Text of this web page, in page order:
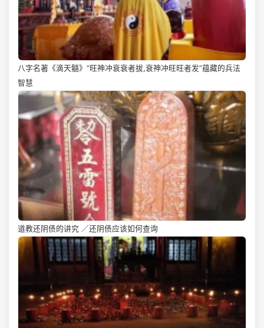
八字名著《滴天髓》“旺神冲衰衰者拔,衰神冲旺旺者发”蕴藏的兵法
智慧
道教还阴债的讲究 ／还阴债应该如何查询